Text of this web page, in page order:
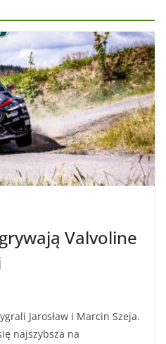
Valvoline
Jarosław i Marcin Szeja.
najszybsza na